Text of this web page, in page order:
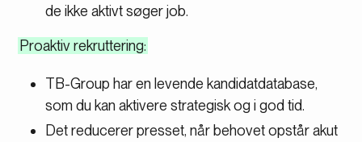
de ikke aktivt søger job.
Proaktiv rekruttering:
TB-Group har en levende kandidatdatabase,
som du kan aktivere strategisk og i god tid.
Det reducerer presset, når behovet opstår akut